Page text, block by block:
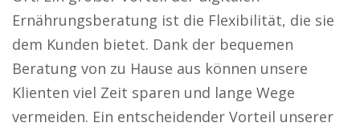
Ernährungsberatung ist die Flexibilität, die sie
dem Kunden bietet. Dank der bequemen
Beratung von zu Hause aus können unsere
Klienten viel Zeit sparen und lange Wege
vermeiden. Ein entscheidender Vorteil unserer